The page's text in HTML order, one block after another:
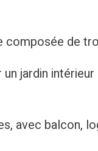
composée de
jardin
avec balcon,